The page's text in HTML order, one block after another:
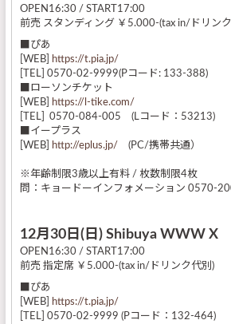
OPEN16:30 / START17:00
前売 スタンディング ￥5.000-(tax in/ドリン
■ぴあ
[WEB]
https://t.pia.jp/
[TEL] 0570-02-9999(Pコード: 133-388)
■ローソンチケット
[WEB]
https://l-tike.com/
[TEL] 0570-084-005 (Lコード：53213)
■イープラス
[WEB]
http://eplus.jp/ (PC/携帯共通）
※年齢制限3歳以上有料 / 枚数制限4枚
問：キョードーインフォメーション 0570-
12月30日(日) Shibuya WWW X
OPEN16:30 / START17:00
前売 指定席 ￥5.000-(tax in/ドリンク代別)
■ぴあ
[WEB]
https://t.pia.jp/
[TEL] 0570-02-9999 (Pコード：132-464)